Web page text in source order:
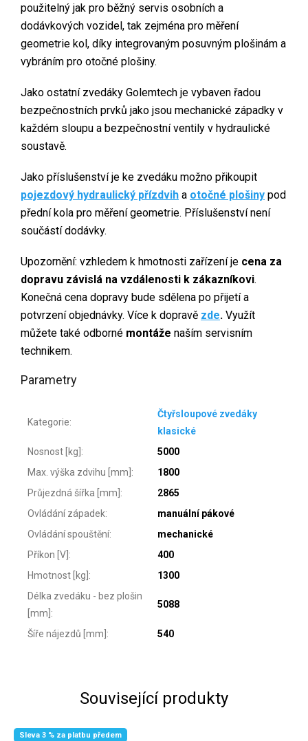
použitelný jak pro běžný servis osobních a
dodávkových vozidel, tak zejména pro měření
geometrie kol, díky integrovaným posuvným plošinám a
vybráním pro otočné plošiny.
Jako ostatní zvedáky Golemtech je vybaven řadou
bezpečnostních prvků jako jsou mechanické západky v
každém sloupu a bezpečnostní ventily v hydraulické
soustavě.
Jako příslušenství je ke zvedáku možno přikoupit
pojezdový hydraulický přízdvih a otočné plošiny pod
přední kola pro měření geometrie. Příslušenství není
součástí dodávky.
Upozornění: vzhledem k hmotnosti zařízení je cena za
dopravu závislá na vzdálenosti k zákazníkovi.
Konečná cena dopravy bude sdělena po přijetí a
potvrzení objednávky. Více k dopravě zde. Využít
můžete také odborné montáže naším servisním
technikem.
Parametry
Kategorie:
Čtyřsloupové zvedáky
klasické
Nosnost [kg]:
5000
Max. výška zdvihu [mm]:
1800
Průjezdná šířka [mm]:
2865
Ovládání západek:
manuální pákové
Ovládání spouštění:
mechanické
Příkon [V]:
400
Hmotnost [kg]:
1300
Délka zvedáku - bez plošin
[mm]:
5088
Šíře nájezdů [mm]: 540
Související produkty
Sleva 3 % za platbu předem